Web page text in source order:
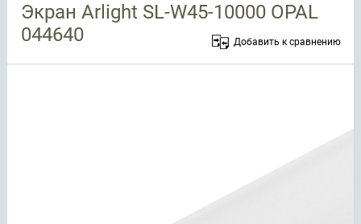
Экран Arlight SL-W45-10000 OPAL
044640
Добавить к сравнению